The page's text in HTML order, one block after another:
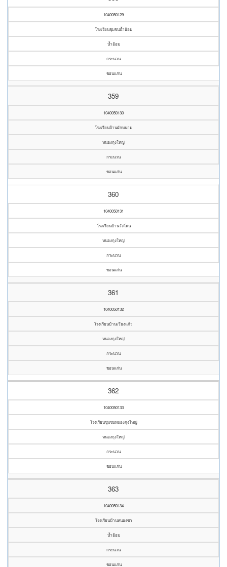
1040050129
โรงเรียนชุมชนน้ำอ้อม
น้ำอ้อม
กระนวน
ขอนแก่น
359
1040050130
โรงเรียนบ้านผักหนาม
หนองกุงใหญ่
กระนวน
ขอนแก่น
360
1040050131
โรงเรียนบ้านวังโพน
หนองกุงใหญ่
กระนวน
ขอนแก่น
361
1040050132
โรงเรียนบ้านเวียงแก้ว
หนองกุงใหญ่
กระนวน
ขอนแก่น
362
1040050133
โรงเรียนชุมชนหนองกุงใหญ่
หนองกุงใหญ่
กระนวน
ขอนแก่น
363
1040050134
โรงเรียนบ้านหนองซา
น้ำอ้อม
กระนวน
ขอนแก่น